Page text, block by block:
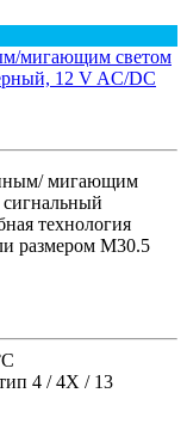
мигающим
технология
размером M30.5
4 / 4X / 13